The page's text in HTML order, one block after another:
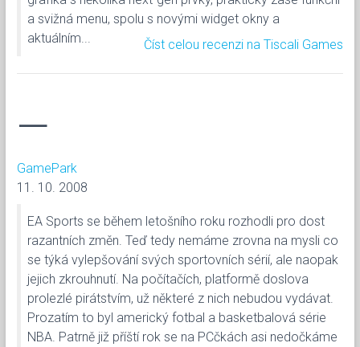
a svižná menu, spolu s novými widget okny a
aktuálním...
Číst celou recenzi na Tiscali Games
—
GamePark
11. 10. 2008
EA Sports se během letošního roku rozhodli pro dost
razantních změn. Teď tedy nemáme zrovna na mysli co
se týká vylepšování svých sportovních sérií, ale naopak
jejich zkrouhnutí. Na počítačích, platformě doslova
prolezlé pirátstvím, už některé z nich nebudou vydávat.
Prozatím to byl americký fotbal a basketbalová série
NBA. Patrně již příští rok se na PCčkách asi nedočkáme